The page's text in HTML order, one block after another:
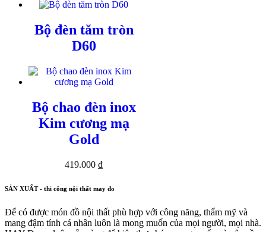
Bộ đèn tăm tròn
D60
Bộ chao đèn inox
Kim cương mạ
Gold
419.000 ₫
SẢN XUẤT - thi công nội thất may đo
Để có được món đồ nội thất phù hợp với công năng, thẩm mỹ và
mang đậm tính cá nhân luôn là mong muốn của mọi người, mọi nhà.